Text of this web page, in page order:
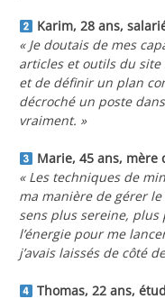
Karim, 28 ans,
« Je doutais de mes
articles et outils du site
et de définir un plan
décroché un poste
vraiment. »
Marie, 45 ans, mère
« Les techniques de
ma manière de gérer
sens plus sereine, plus
l’énergie pour me
j’avais laissés de côté
Thomas, 22 ans,